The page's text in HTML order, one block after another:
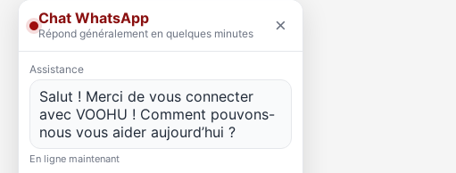
Chat WhatsApp
Répond généralement en quelques minutes ×
Assistance
Salut ! Merci de vous connecter
avec VOOHU ! Comment pouvons-
nous vous aider aujourd’hui ?
En ligne maintenant